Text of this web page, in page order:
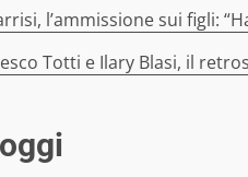
l’ammissione sui figli:
Totti e Ilary Blasi, il